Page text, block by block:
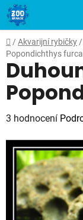
Přejít
na
obsah
Domů
/ Akvarijní rybičky /
Popondichthys
Průměrné
produktu
4,7
3 hodnocení